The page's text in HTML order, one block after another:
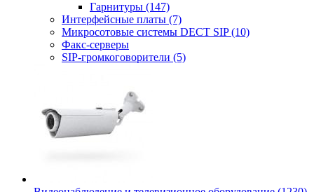
Гарнитуры (147)
Интерфейсные платы (7)
Микросотовые системы DECT SIP(10)
Факс-серверы
SIP-громкоговорители (5)